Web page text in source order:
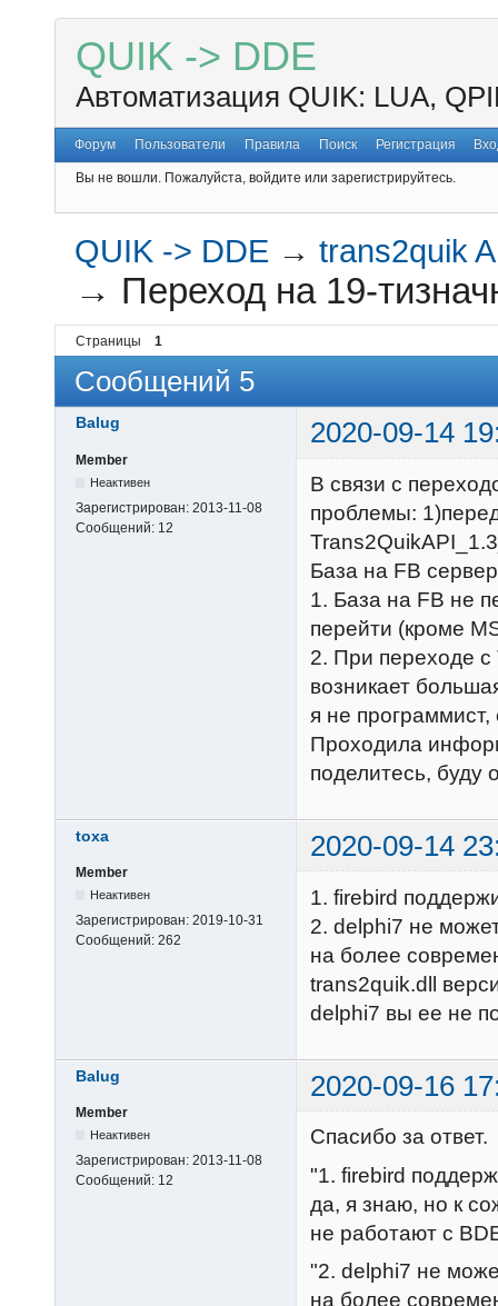
QUIK -> DDE
Автоматизация QUIK: LUA,
Форум Пользователи Правила Поиск Регистрация
Вы не вошли. Пожалуйста, войдите или зарегистрируйтесь.
QUIK -> DDE →trans2quik
→ Переход на 19-
Страницы 1
Сообщений 5
Balug 2020-09-14
Member
Неактивен
Зарегистрирован: 2013-11-08
Сообщений: 12
В связи с
проблемы:
База на FB
1. База на FB не
перейти (кроме
2. При переходе
возникает
я не программист,
Проходила
поделитесь, буду
toxa 2020-09-14
Member
Неактивен
Зарегистрирован: 2019-10-31
Сообщений: 262
1. firebird
2. delphi7 не
на более
trans2quik.dll
delphi7 вы ее не
Balug 2020-09-16
Member
Неактивен
Зарегистрирован: 2013-11-08
Сообщений: 12
Спасибо за ответ.
"1. firebird
да, я знаю, но к
не работают с
"2. delphi7 не
на более